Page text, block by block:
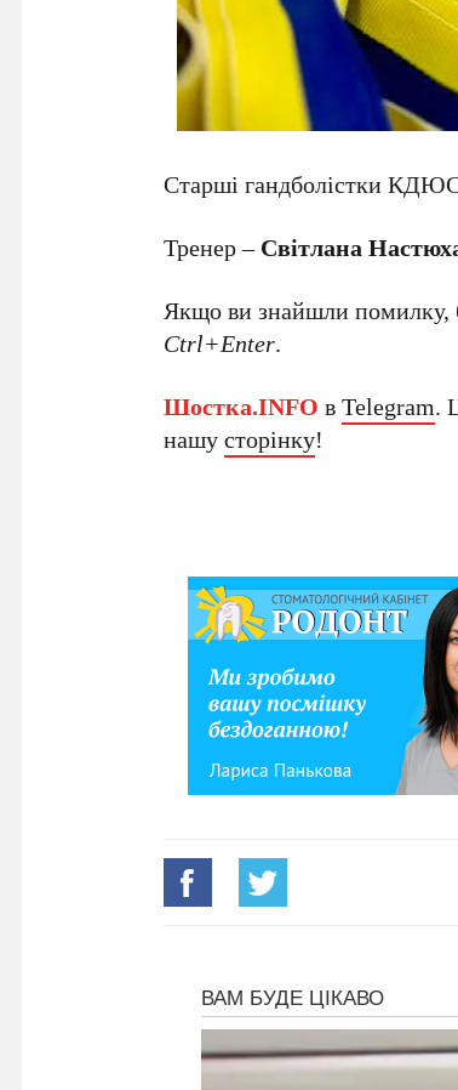
Старші гандболістки
Тренер –Світлана
Якщо ви знайшли помилку,
Ctrl+Enter.
Шостка.INFO вTelegram.
нашусторінку!